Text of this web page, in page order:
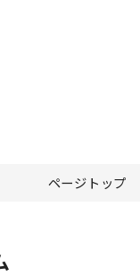
ページトップ